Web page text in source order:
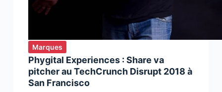
Marques
Phygital Experiences : Share va
pitcher au TechCrunch Disrupt 2018 à
San Francisco